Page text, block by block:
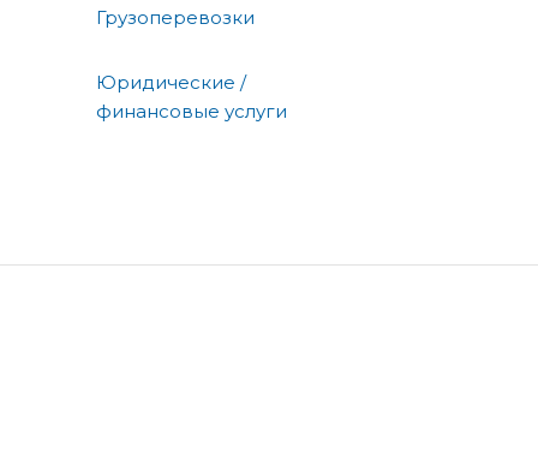
Грузоперевозки
Юридические /
финансовые услуги